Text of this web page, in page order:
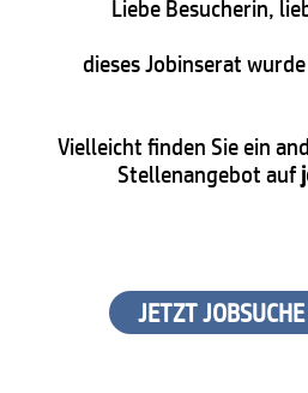
Liebe Besucherin,
dieses Jobinserat
Vielleicht finden Sie ein
Stellenangebot auf
JETZT